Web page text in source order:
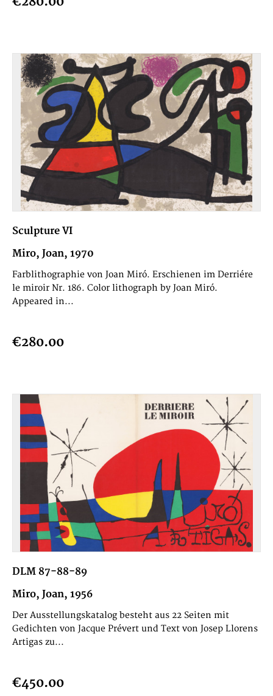
Sculpture VI
Miro, Joan, 1970
Farblithographie von Joan Miró. Erschienen im Derriére
le miroir Nr. 186. Color lithograph by Joan Miró.
Appeared in...
€280.00
DLM 87-88-89
Miro, Joan, 1956
Der Ausstellungskatalog besteht aus 22 Seiten mit
Gedichten von Jacque Prévert und Text von Josep Llorens
Artigas zu...
€450.00